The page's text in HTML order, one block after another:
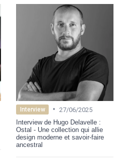
Interview • 27/06/2025
Interview de Hugo Delavelle :
Ostal - Une collection qui allie
design moderne et savoir-faire
ancestral